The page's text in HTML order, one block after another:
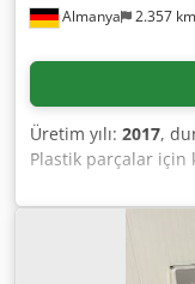
Phasen: 1
Details und
die angehängten
nur komplett
Komplettsystem
Musterteile aus
ist vorhanden. Der
System, wodurch
Bei Fragen oder
uns gerne per
Almanya 2.357 km
Üretim yılı: 2017,
Plastik parçalar için
şekillendirme tesisi
ağırlık: yaklaşık
Yerinde inceleme